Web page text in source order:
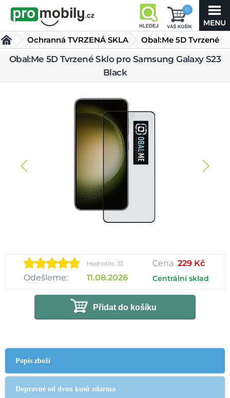
0
Ochranná TVRZENÁ SKLA
Obal:Me 5D Tvrzené
Sklo pro Samsung
Obal:Me 5D Tvrzené Sklo pro Samsung Galaxy S23
Black
Hodnotilo: 33
Odešleme: 11.08.2026
Cena 229 Kč
Centrální sklad
Přidat do košíku
Popis zboží
Dopravné od dvou kusů zdarma